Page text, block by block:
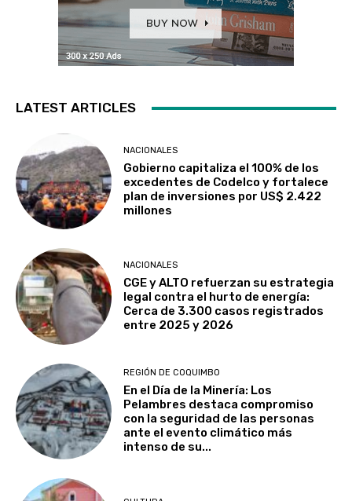
LATEST ARTICLES
NACIONALES
Gobierno capitaliza el 100% de los
excedentes de Codelco y fortalece
plan de inversiones por US$ 2.422
millones
NACIONALES
CGE y ALTO refuerzan su estrategia
legal contra el hurto de energía:
Cerca de 3.300 casos registrados
entre 2025 y 2026
REGIÓN DE COQUIMBO
En el Día de la Minería: Los
Pelambres destaca compromiso
con la seguridad de las personas
ante el evento climático más
intenso de su...